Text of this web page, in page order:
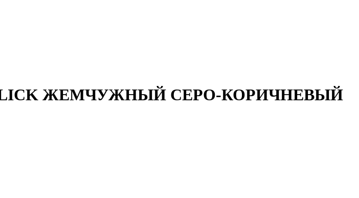
CLICK ЖЕМЧУЖНЫЙ СЕРО-КОРИЧНЕВЫЙ